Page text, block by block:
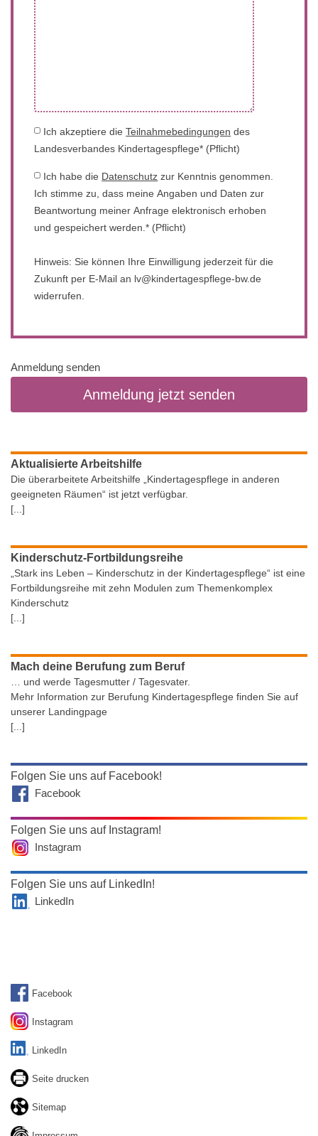
Ich akzeptiere dieTeilnahmebedingungen des
Landesverbandes Kindertagespflege* (Pflicht)
Ich habe die Datenschutz zur Kenntnis genommen.
Ich stimme zu, dass meine Angaben und Daten zur
Beantwortung meiner Anfrage elektronisch erhoben
und gespeichert werden.* (Pflicht)
Hinweis: Sie können Ihre Einwilligung jederzeit für die
Zukunft per E-Mail an lv@kindertagespflege-bw.de
widerrufen.
Anmeldung senden
Aktualisierte Arbeitshilfe
Die überarbeitete Arbeitshilfe „Kindertagespflege in anderen
geeigneten Räumen“ ist jetzt verfügbar.
[...]
Kinderschutz-Fortbildungsreihe
„Stark ins Leben – Kinderschutz in der Kindertagespflege“ ist eine
Fortbildungsreihe mit zehn Modulen zum Themenkomplex
Kinderschutz
[...]
Mach deine Berufung zum Beruf
… und werde Tagesmutter / Tagesvater.
Mehr Information zur Berufung Kindertagespflege finden Sie auf
unserer Landingpage
[...]
Folgen Sie uns auf Facebook!
Facebook
Folgen Sie uns auf Instagram!
Instagram
Folgen Sie uns auf LinkedIn!
LinkedIn
Facebook
Instagram
LinkedIn
Seite drucken
Sitemap